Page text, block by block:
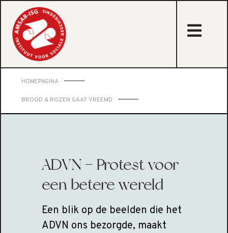
HOMEPAGINA
BROOD & ROZEN GAAT VREEMD
ADVN – Protest voor
een betere wereld
Een blik op de beelden die het
ADVN ons bezorgde, maakt